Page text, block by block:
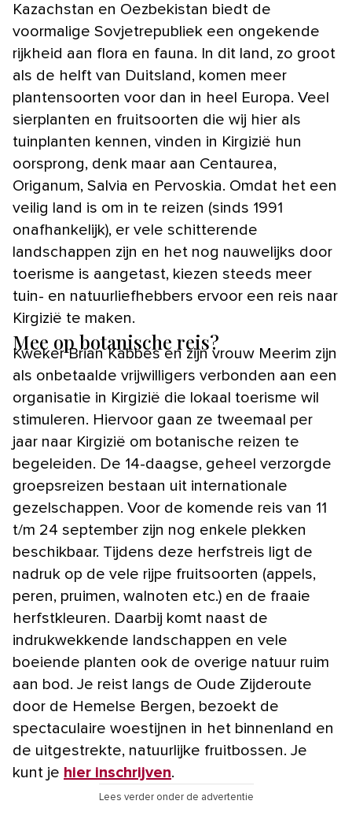
Kazachstan en Oezbekistan biedt de
voormalige Sovjetrepubliek een ongekende
rijkheid aan flora en fauna. In dit land, zo groot
als de helft van Duitsland, komen meer
plantensoorten voor dan in heel Europa. Veel
sierplanten en fruitsoorten die wij hier als
tuinplanten kennen, vinden in Kirgizië hun
oorsprong, denk maar aan Centaurea,
Origanum, Salvia en Pervoskia. Omdat het een
veilig land is om in te reizen (sinds 1991
onafhankelijk), er vele schitterende
landschappen zijn en het nog nauwelijks door
toerisme is aangetast, kiezen steeds meer
tuin- en natuurliefhebbers ervoor een reis naar
Kirgizië te maken.
Mee op botanische reis?
Kweker Brian Kabbes en zijn vrouw Meerim zijn
als onbetaalde vrijwilligers verbonden aan een
organisatie in Kirgizië die lokaal toerisme wil
stimuleren. Hiervoor gaan ze tweemaal per
jaar naar Kirgizië om botanische reizen te
begeleiden. De 14-daagse, geheel verzorgde
groepsreizen bestaan uit internationale
gezelschappen. Voor de komende reis van 11
t/m 24 september zijn nog enkele plekken
beschikbaar. Tijdens deze herfstreis ligt de
nadruk op de vele rijpe fruitsoorten (appels,
peren, pruimen, walnoten etc.) en de fraaie
herfstkleuren. Daarbij komt naast de
indrukwekkende landschappen en vele
boeiende planten ook de overige natuur ruim
aan bod. Je reist langs de Oude Zijderoute
door de Hemelse Bergen, bezoekt de
spectaculaire woestijnen in het binnenland en
de uitgestrekte, natuurlijke fruitbossen. Je
kunt je hier inschrijven.
Lees verder onder de advertentie